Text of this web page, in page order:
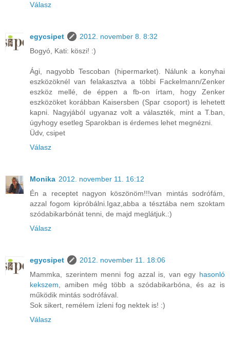
Válasz
egycsipet
2012. november 8. 8:32
Bogyó, Kati: köszi! :)
Ági, nagyobb Tescoban (hipermarket). Nálunk a konyhai
eszközöknél van felakasztva a többi Fackelmann/Zenker
eszköz mellé, de éppen a fb-on írtam, hogy Zenker
eszközöket korábban Kaisersben (Spar csoport) is lehetett
kapni. Nagyjából ugyanaz volt a választék, mint a T.ban,
úgyhogy esetleg Sparokban is érdemes lehet megnézni.
Üdv, csipet
Válasz
Monika 2012. november 11. 16:12
Én a receptet nagyon köszönöm!!!van mintás sodrófám,
azzal fogom kipróbálni.Igaz,abba a tésztába nem szoktam
szódabikarbónát tenni, de majd meglátjuk.:)
Válasz
egycsipet
2012. november 11. 18:06
Mammka, szerintem menni fog azzal is, van egy hasonló
kekszem , amiben még több a szódabikarbóna, és az is
működik mintás sodrófával.
Sok sikert, remélem ízleni fog nektek is! :)
Válasz